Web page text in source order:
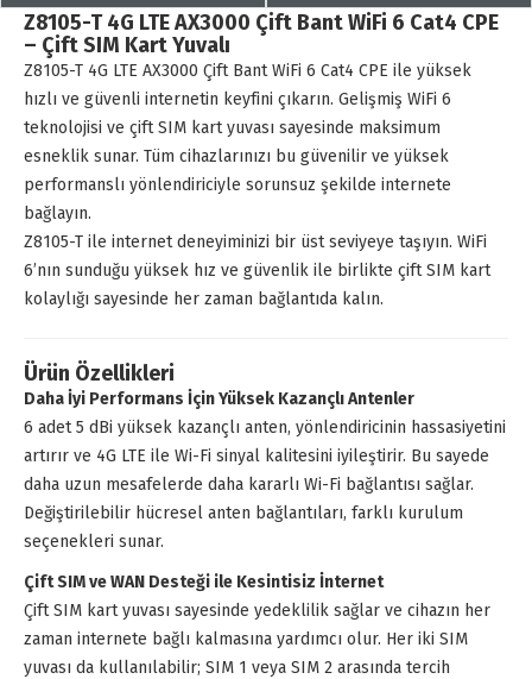
Z8105-T 4G LTE AX3000 Çift Bant WiFi 6 Cat4 CPE
– Çift SIM Kart Yuvalı
Z8105-T 4G LTE AX3000 Çift Bant WiFi 6 Cat4 CPE ile yüksek
hızlı ve güvenli internetin keyfini çıkarın. Gelişmiş WiFi 6
teknolojisi ve çift SIM kart yuvası sayesinde maksimum
esneklik sunar. Tüm cihazlarınızı bu güvenilir ve yüksek
performanslı yönlendiriciyle sorunsuz şekilde internete
bağlayın.
Z8105-T ile internet deneyiminizi bir üst seviyeye taşıyın. WiFi
6’nın sunduğu yüksek hız ve güvenlik ile birlikte çift SIM kart
kolaylığı sayesinde her zaman bağlantıda kalın.
Ürün Özellikleri
Daha İyi Performans İçin Yüksek Kazançlı Antenler
6 adet 5 dBi yüksek kazançlı anten, yönlendiricinin hassasiyetini
artırır ve 4G LTE ile Wi-Fi sinyal kalitesini iyileştirir. Bu sayede
daha uzun mesafelerde daha kararlı Wi-Fi bağlantısı sağlar.
Değiştirilebilir hücresel anten bağlantıları, farklı kurulum
seçenekleri sunar.
Çift SIM ve WAN Desteği ile Kesintisiz İnternet
Çift SIM kart yuvası sayesinde yedeklilik sağlar ve cihazın her
zaman internete bağlı kalmasına yardımcı olur. Her iki SIM
yuvası da kullanılabilir; SIM 1 veya SIM 2 arasında tercih